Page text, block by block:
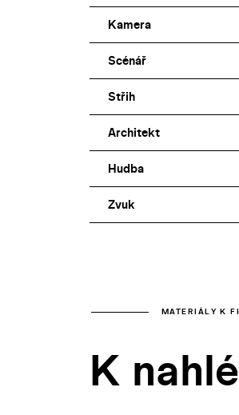
Kamera
Scénář
Střih
Architekt
Hudba
Zvuk
MATERIÁLY K
K